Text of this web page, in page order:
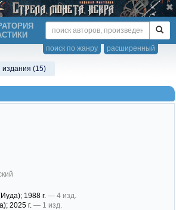
расширенный
поиск по жанру
издания (15)
; 1988 г. — 4 изд.
; 2025 г. — 1 изд.